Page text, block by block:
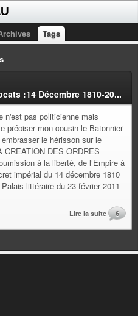
Tags
:14 Décembre 1810-20...
n'est pas politicienne mais
préciser mon cousin le Batonnier
le hérisson sur le
DES ORDRES
à la liberté, de l’Empire à
impérial du 14 décembre 1810
littéraire du 23 février 2011
Lire la suite 6